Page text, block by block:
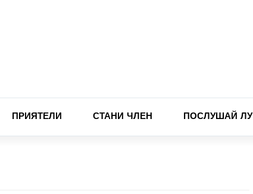
ПРИЯТЕЛИ СТАНИ ЧЛЕН ПОСЛУШАЙ ЛУ